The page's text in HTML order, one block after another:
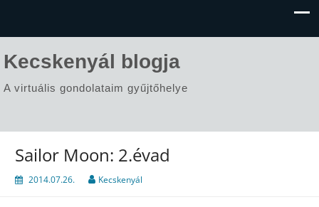
Kecskenyál blogja
A virtuális gondolataim gyűjtőhelye
Sailor Moon: 2.évad
2014.07.26. Kecskenyál